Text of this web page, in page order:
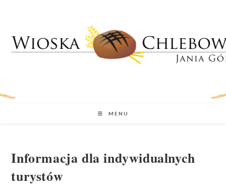
MENU
Informacja dla indywidualnych
turystów